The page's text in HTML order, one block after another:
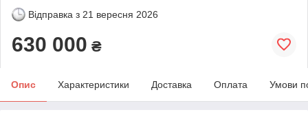
Відправка з 21 вересня 2026
630 000 ₴
Опис Характеристики Доставка Оплата Умови